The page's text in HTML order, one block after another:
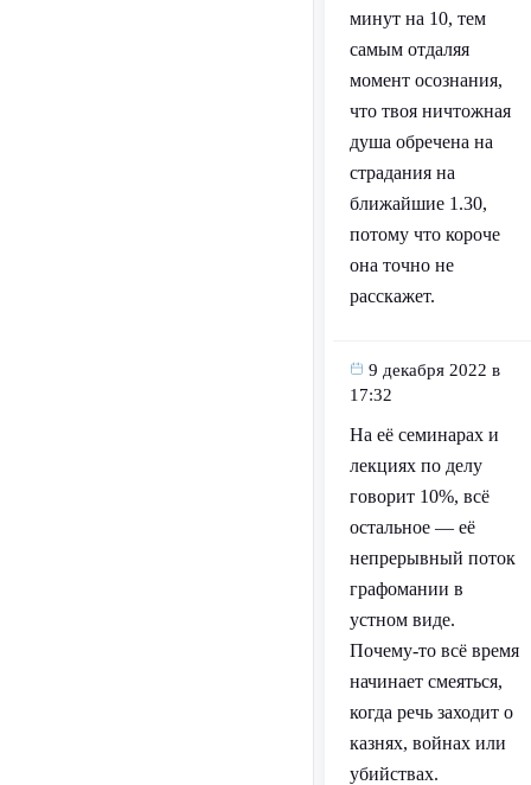
минут на 10, тем
самым отдаляя
момент осознания,
что твоя ничтожная
душа обречена на
страдания на
ближайшие 1.30,
потому что короче
она точно не
расскажет.
9 декабря 2022 в
17:32
На её семинарах и
лекциях по делу
говорит 10%, всё
остальное — её
непрерывный поток
графомании в
устном виде.
Почему-то всё время
начинает смеяться,
когда речь заходит о
казнях, войнах или
убийствах.